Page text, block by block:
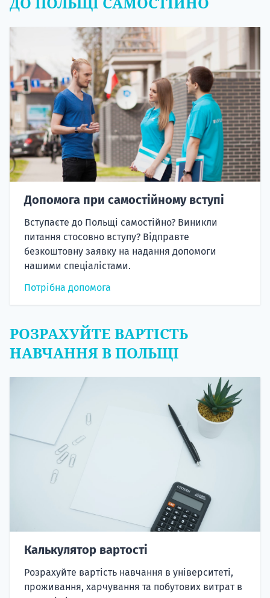
Допомога при самостійному вступі
Вступаєте до Польщі самостійно? Виникли
питання стосовно вступу? Відправте
безкоштовну заявку на надання допомоги
нашими спеціалістами.
Потрібна допомога
РОЗРАХУЙТЕ ВАРТІСТЬ
НАВЧАННЯ В ПОЛЬЩІ
Калькулятор вартості
Розрахуйте вартість навчання в університеті,
проживання, харчування та побутових витрат в